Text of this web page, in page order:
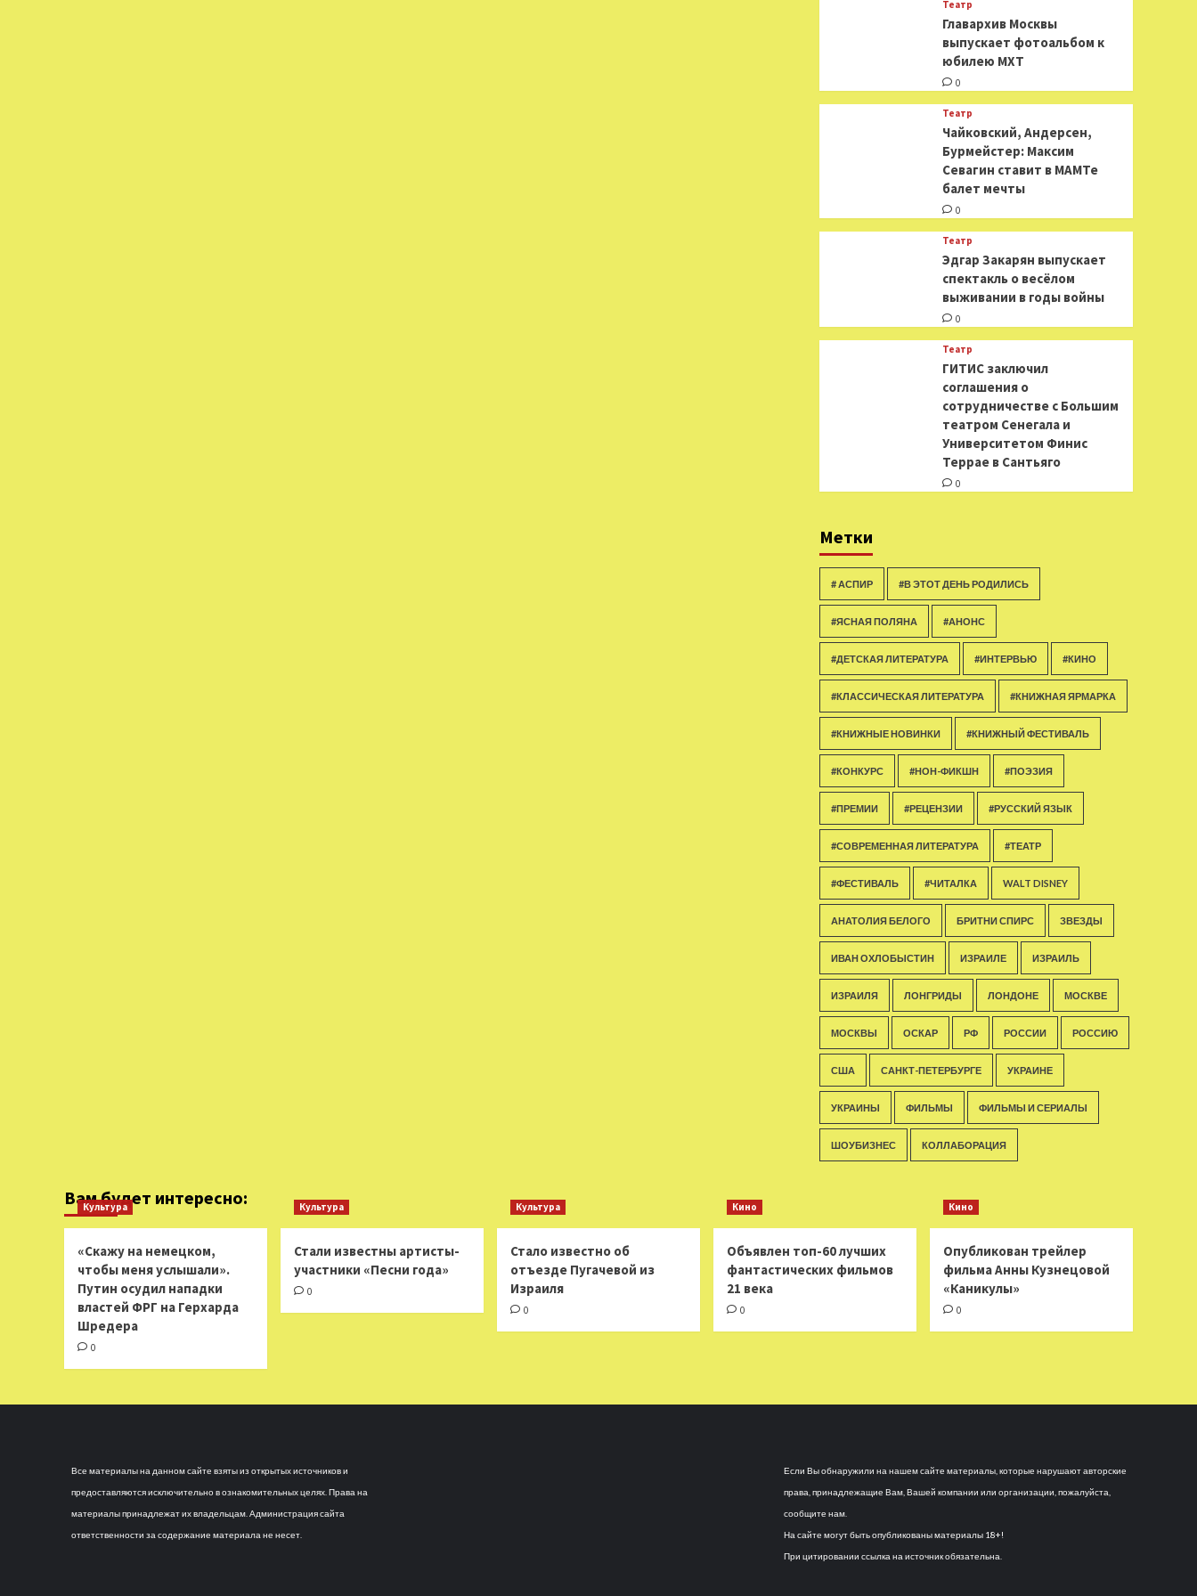
Театр
​​Главархив Москвы
выпускает фотоальбом к
юбилею МХТ
0
Театр
​​Чайковский, Андерсен,
Бурмейстер: Максим
Севагин ставит в МАМТе
балет мечты
0
Театр
Эдгар Закарян выпускает
спектакль о весёлом
выживании в годы войны
0
Театр
ГИТИС заключил
соглашения о
сотрудничестве с Большим
театром Сенегала и
Университетом Финис
Террае в Сантьяго
0
Метки
# АСПИР #В ЭТОТ ДЕНЬ РОДИЛИСЬ
#ЯСНАЯ ПОЛЯНА #АНОНС
#ДЕТСКАЯ ЛИТЕРАТУРА #ИНТЕРВЬЮ #КИНО
#КЛАССИЧЕСКАЯ ЛИТЕРАТУРА #КНИЖНАЯ ЯРМАРКА
#КНИЖНЫЕ НОВИНКИ #КНИЖНЫЙ ФЕСТИВАЛЬ
#КОНКУРС #НОН-ФИКШН #ПОЭЗИЯ
#ПРЕМИИ #РЕЦЕНЗИИ #РУССКИЙ ЯЗЫК
#СОВРЕМЕННАЯ ЛИТЕРАТУРА #ТЕАТР
#ФЕСТИВАЛЬ #ЧИТАЛКА WALT DISNEY
АНАТОЛИЯ БЕЛОГО БРИТНИ СПИРС ЗВЕЗДЫ
ИВАН ОХЛОБЫСТИН ИЗРАИЛЕ ИЗРАИЛЬ
ИЗРАИЛЯ ЛОНГРИДЫ ЛОНДОНЕ МОСКВЕ
МОСКВЫ ОСКАР РФ РОССИИ РОССИЮ
США САНКТ-ПЕТЕРБУРГЕ УКРАИНЕ
УКРАИНЫ ФИЛЬМЫ ФИЛЬМЫ И СЕРИАЛЫ
ШОУБИЗНЕС КОЛЛАБОРАЦИЯ
Вам будет интересно:
Культура
«Скажу на немецком,
чтобы меня услышали».
Путин осудил нападки
властей ФРГ на Герхарда
Шредера
0
Культура
Стали известны артисты-
участники «Песни года»
0
Культура
Стало известно об
отъезде Пугачевой из
Израиля
0
Кино
Объявлен топ-60 лучших
фантастических фильмов
21 века
0
Кино
Опубликован трейлер
фильма Анны Кузнецовой
«Каникулы»
0
Все материалы на данном сайте взяты из открытых источников и
предоставляются исключительно в ознакомительных целях. Права на
материалы принадлежат их владельцам. Администрация сайта
ответственности за содержание материала не несет.
Если Вы обнаружили на нашем сайте материалы, которые нарушают авторские
права, принадлежащие Вам, Вашей компании или организации, пожалуйста,
сообщите нам.
На сайте могут быть опубликованы материалы 18+!
При цитировании ссылка на источник обязательна.